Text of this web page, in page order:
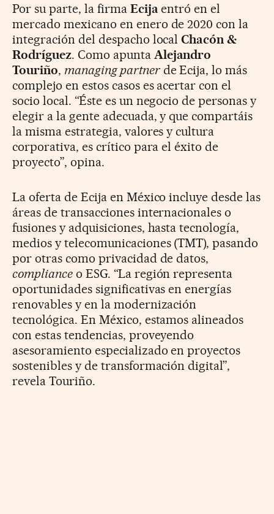
Por su parte, la firma Ecija entró en el
mercado mexicano en enero de 2020 con la
integración del despacho localChacón &
Rodríguez. Como apunta Alejandro
Touriño, managing partnerde Ecija, lo más
complejo en estos casos es acertar con el
socio local. “Éste es un negocio de personas y
elegir a la gente adecuada, y que compartáis
la misma estrategia, valores y cultura
corporativa, es crítico para el éxito de
proyecto”, opina.
La oferta de Ecija en México incluye desde las
áreas de transacciones internacionales o
fusiones y adquisiciones, hasta tecnología,
medios y telecomunicaciones (TMT), pasando
por otras como privacidad de datos,
complianceo ESG. “La región representa
oportunidades significativas en energías
renovables y en la modernización
tecnológica. En México, estamos alineados
con estas tendencias, proveyendo
asesoramiento especializado en proyectos
sostenibles y de transformación digital”,
revela Touriño.